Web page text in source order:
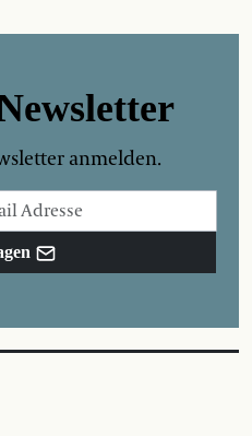
anmelden.